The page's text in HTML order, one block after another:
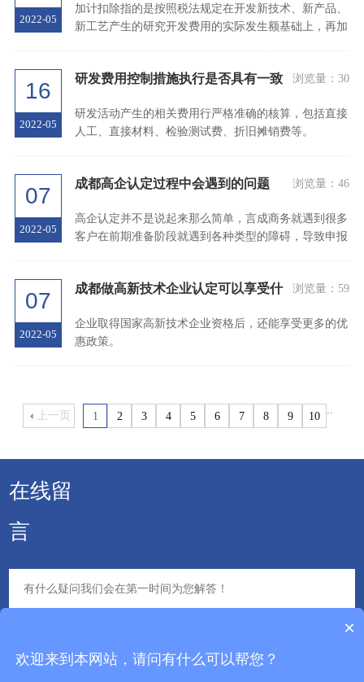
2022-05
加计扣除指的是按照税法规定在开发新技术、新产品、
新工艺产生的研究开发费用的实际发生额基础上，再加
16
2022-05
研发费用控制措施执行是否具有一致
浏览量： 30
研发活动产生的相关费用行严格准确的核算，包括直接
人工、直接材料、检验测试费、折旧摊销费等。
07
2022-05
成都高企认定过程中会遇到的问题 浏览量： 46
高企认定并不是说起来那么简单，言成商务就遇到很多
客户在前期准备阶段就遇到各种类型的障碍，导致申报
07
2022-05
成都做高新技术企业认定可以享受什
浏览量： 59
企业取得国家高新技术企业资格后，还能享受更多的优
惠政策。
上一页 1 2 3 4 5 6 7 8 9 10
..
在线留
言
@ 2025 四川正华知识产权服务有限公司 蜀ICP备13010185号-1
×
欢迎来到本网站，请问有什么可以帮您？